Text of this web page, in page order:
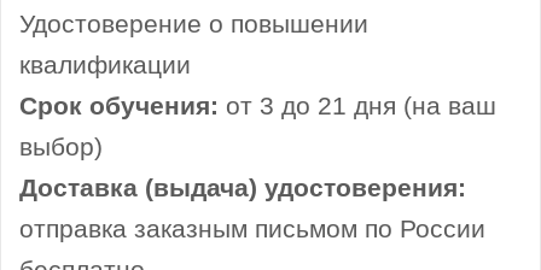
Удостоверение о повышении
квалификации
Срок обучения: от 3 до 21 дня (на ваш
выбор)
Доставка (выдача) удостоверения:
отправка заказным письмом по России